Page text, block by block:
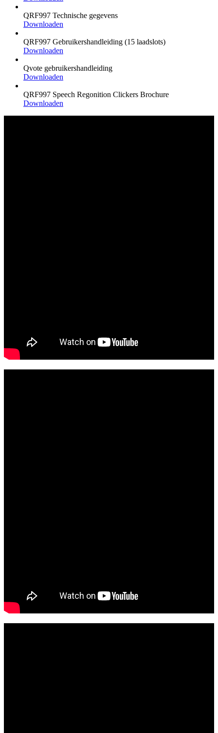
QRF997 Technische gegevens
Downloaden
QRF997 Gebruikershandleiding (15 laadslots)
Downloaden
Qvote gebruikershandleiding
Downloaden
QRF997 Speech Regonition Clickers Brochure
Downloaden